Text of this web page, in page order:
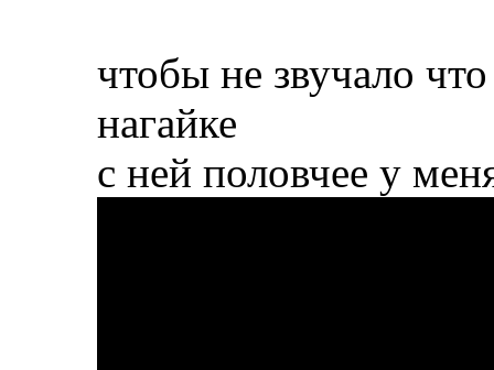
чтобы не звучало
нагайке
с ней половчее у